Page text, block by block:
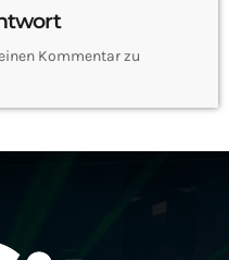
Kommentar zu